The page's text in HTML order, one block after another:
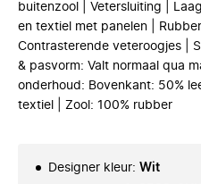
buitenzool | Vetersluiting |
en textiel met panelen |
Contrasterende veteroogjes |
& pasvorm: Valt normaal qua
onderhoud: Bovenkant: 50%
textiel | Zool: 100% rubber
Designer kleur: Wit